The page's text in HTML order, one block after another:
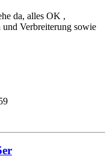
da, alles OK ,
Verbreiterung sowie